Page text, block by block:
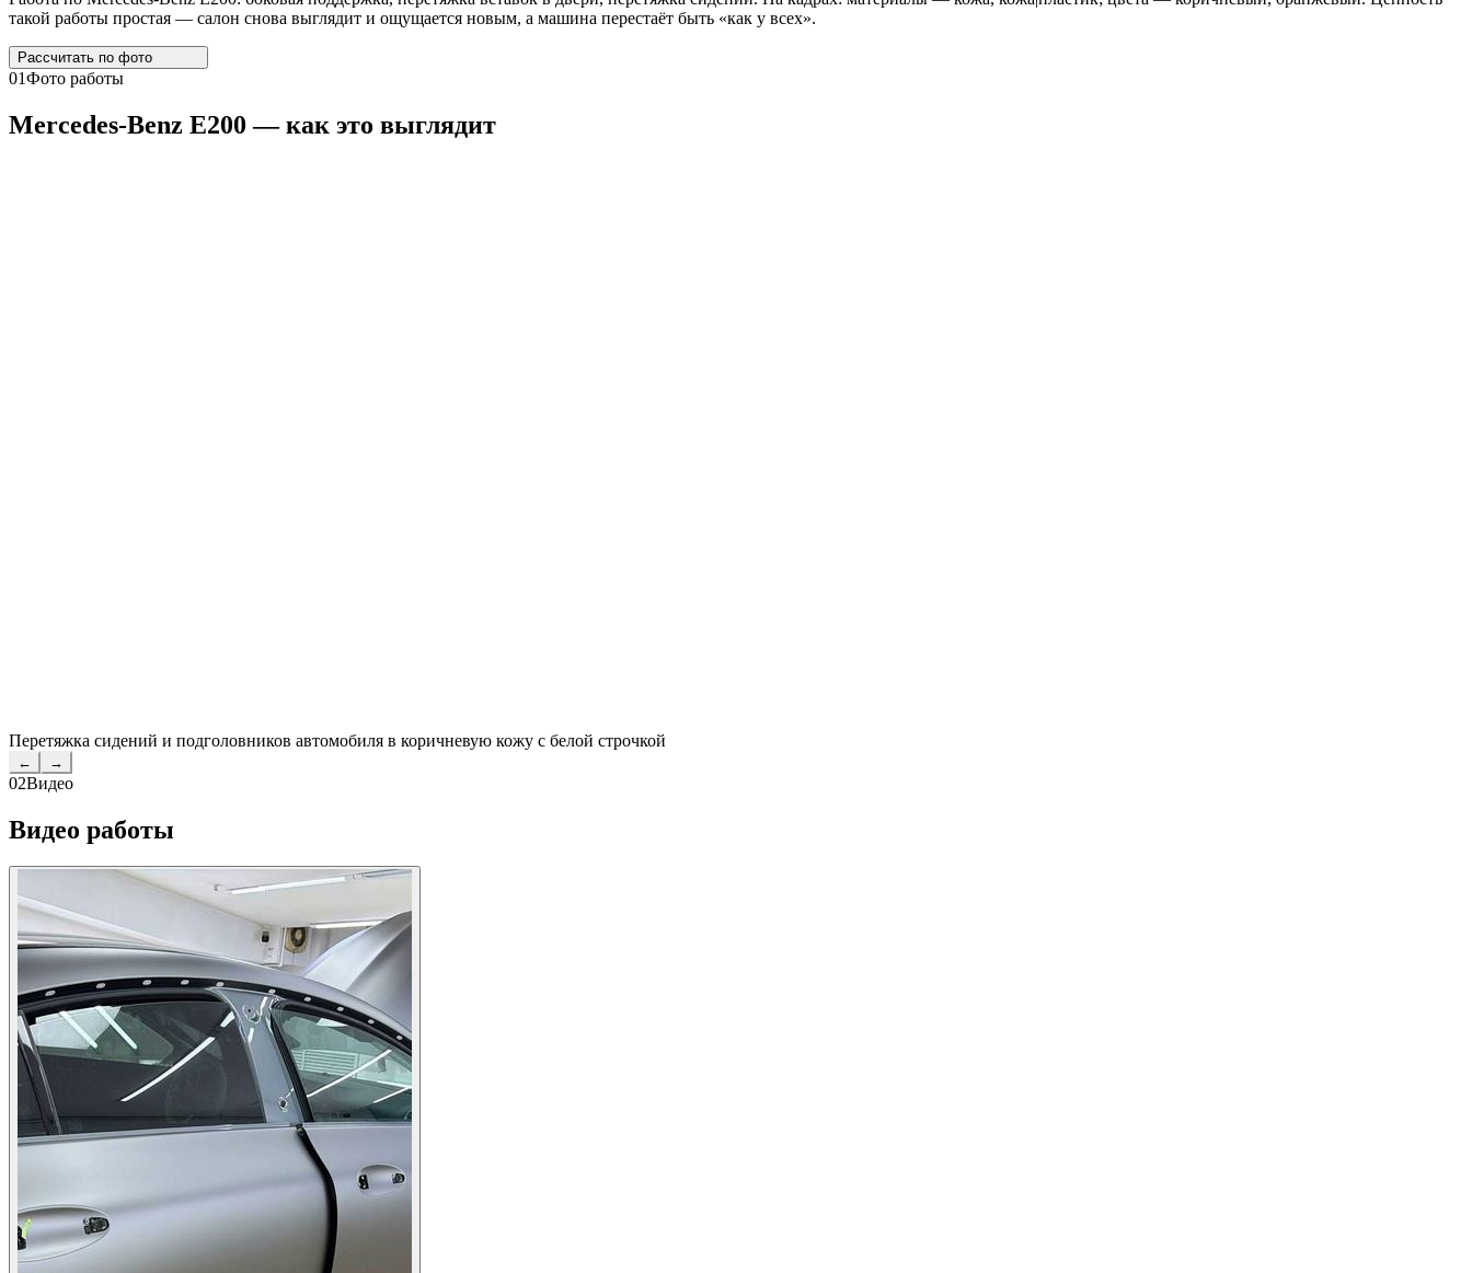
такой работы простая — салон снова выглядит и ощущается новым, а машина перестаёт быть «как у всех».
Рассчитать по фото
01Фото работы
Mercedes-Benz E200 — как это выглядит
Перетяжка сидений и подголовников автомобиля в коричневую кожу с белой строчкой
← →
02Видео
Видео работы